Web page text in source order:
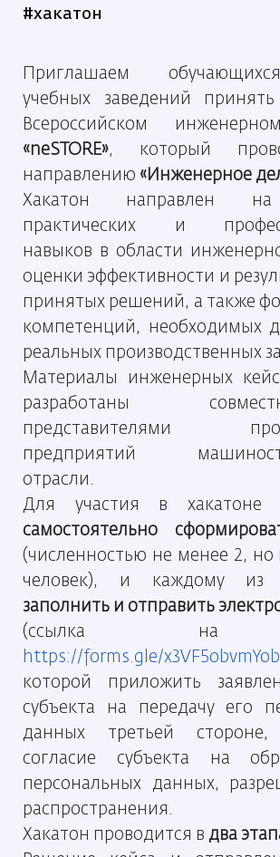
#хакатон
Приглашаем
учебных заведений
Всероссийском
«neSTORE», который
направлению «Инженерное
Хакатон направлен на
практических и
навыков в области
оценки эффективности и
принятых решений, а также
компетенций, необходимых
реальных производственных
Материалы инженерных
разработаны
представителями
предприятий
отрасли.
Для участия в хакатоне
самостоятельно
(численностью не менее 2, но
человек), и каждому из
заполнить и отправить
(ссылка на
https://forms.gle/
которой приложить
субъекта на передачу его
данных третьей стороне,
согласие субъекта на
персональных данных,
распространения.
Хакатон проводится в два